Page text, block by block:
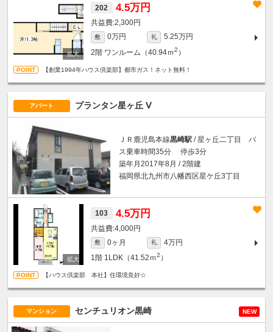
202 4.5万円
2,300円
敷 0万円 礼
5.25万円
2階 ワンルーム（40.94ｍ2 ）
【創業1994年ハウス倶楽部】都市ガス！ネット無料！
アパート プランタン星ヶ丘 Ⅴ
ＪＲ鹿児島本線黒崎駅 / 星ヶ丘二丁目 バ
ス乗車時間35分 停歩3分
築年月2017年8月 / 2階建
福岡県北九州市八幡西区星ケ丘3丁目
103 4.5万円
4,000円
敷 0ヶ月 礼
4万円
1階 1LDK（41.52ｍ2 ）
【ハウス倶楽部 本社】住環境良好☆
マンション センチュリオン黒崎 NEW